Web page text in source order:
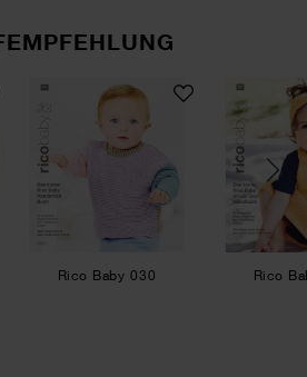
Cotton Rico Baby 030
Rico Baby 030 Rico